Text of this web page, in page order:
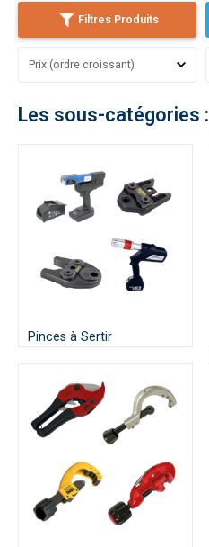
Filtres Produits
Les sous-catégories :
Pinces à Sertir